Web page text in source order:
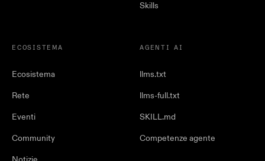
Skills
ECOSISTEMA
Ecosistema
Rete
Eventi
Community
AGENTI AI
llms.txt
llms-full.txt
SKILL.md
Competenze agente